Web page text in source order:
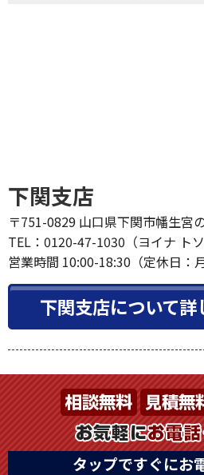
下関支店
〒751-0829 山口県下関市幡生宮
TEL：0120-47-1030（ヨイナ トソ
営業時間 10:00-18:30（定休日：月
下関支店について詳
タップですぐにお